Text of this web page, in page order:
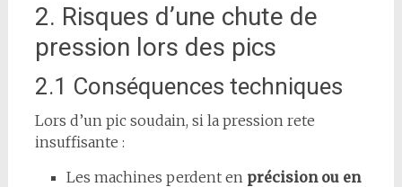
2. Risques d’une chute de
pression lors des pics
2.1 Conséquences techniques
Lors d’un pic soudain, si la pression rete
insuffisante :
Les machines perdent en précision ou en